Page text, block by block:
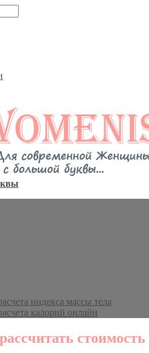
индекса массы тела
калорий онлайн